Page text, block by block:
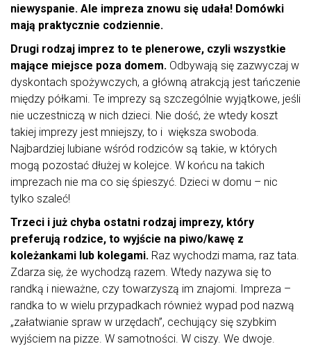
niewyspanie. Ale impreza znowu się udała! Domówki
mają praktycznie codziennie.
Drugi rodzaj imprez to te plenerowe, czyli wszystkie
mające miejsce poza domem. Odbywają się zazwyczaj w
dyskontach spożywczych, a główną atrakcją jest tańczenie
między półkami. Te imprezy są szczególnie wyjątkowe, jeśli
nie uczestniczą w nich dzieci. Nie dość, że wtedy koszt
takiej imprezy jest mniejszy, to i większa swoboda.
Najbardziej lubiane wśród rodziców są takie, w których
mogą pozostać dłużej w kolejce. W końcu na takich
imprezach nie ma co się śpieszyć. Dzieci w domu – nic
tylko szaleć!
Trzeci i już chyba ostatni rodzaj imprezy, który
preferują rodzice, to wyjście na piwo/kawę z
koleżankami lub kolegami. Raz wychodzi mama, raz tata.
Zdarza się, że wychodzą razem. Wtedy nazywa się to
randką i nieważne, czy towarzyszą im znajomi. Impreza –
randka to w wielu przypadkach również wypad pod nazwą
„załatwianie spraw w urzędach”, cechujący się szybkim
wyjściem na pizze. W samotności. W ciszy. We dwoje.